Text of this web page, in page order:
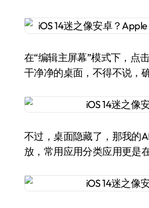
在“编辑主屏幕”模式下，点
干净净的桌面，不得不说，
不过，桌面隐藏了，那我的
放，常用应用分类应用更是